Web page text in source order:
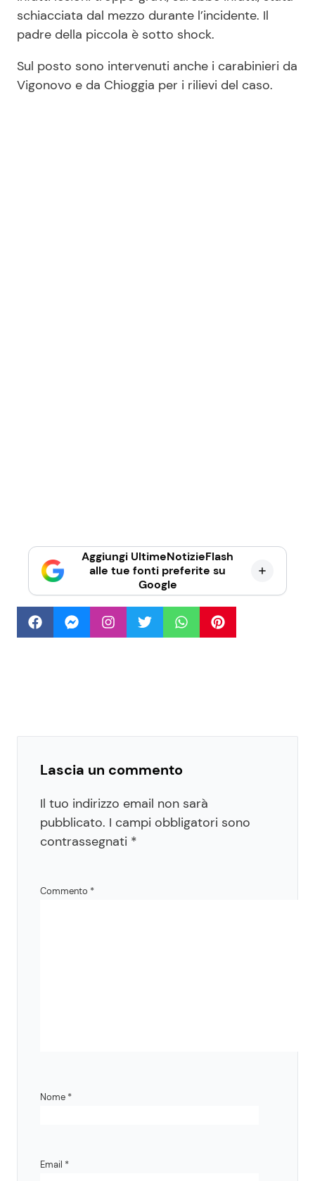
schiacciata dal mezzo durante l’incidente. Il
padre della piccola è sotto shock.
Sul posto sono intervenuti anche i carabinieri da
Vigonovo e da Chioggia per i rilievi del caso.
Aggiungi UltimeNotizieFlash
alle tue fonti preferite su
Google
Lascia un commento
Il tuo indirizzo email non sarà
pubblicato. I campi obbligatori sono
contrassegnati *
Commento *
Nome *
Email *